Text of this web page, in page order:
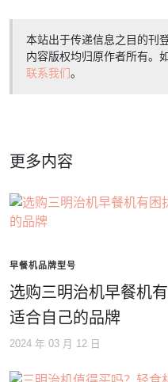
本站出于传递信息之目的刊
内容版权均归原作者所有。
联系我们。
更多内容
早餐机品牌型号
选购三明治机早餐机
适合自己的品牌
2024 年 03 月 12 日